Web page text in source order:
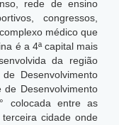
rede de ensino
congressos,
médico que
é a 4ª capital mais
da região
Desenvolvimento
Desenvolvimento
colocada entre as
cidade onde